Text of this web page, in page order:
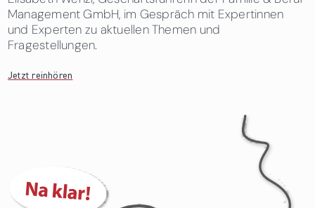
Management GmbH, im Gespräch mit Expertinnen
und Experten zu aktuellen Themen und
Fragestellungen.
Jetzt reinhören